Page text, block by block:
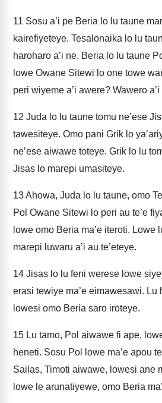
11 Sosu a’i pe Beria lo lu taune
kairefiyeteye. Tesalonaika lo lu
haroharo a’i ne. Beria lo lu taune
lowe Owane Sitewi lo one towe
peri wiyeme a’i awere? Wawero
12 Juda lo lu taune tomu ne’ese
tawesiteye. Omo pani Grik lo
ne’ese aiwawe toteye. Grik lo lu
Jisas lo marepi umasiteye.
13Ahowa, Juda lo lu taune, omo
Pol Owane Sitewi lo peri au te’e
lowe omo Beria ma’e iteroti. Lowe
marepi luwaru a’i au te’eteye.
14 Jisas lo lu feni werese lowe
erasi tewiye ma’e eimawesawi. Lu
lowesi omo Beria saro iroteye.
15 Lu tamo, Pol aiwawe fi ape,
heneti. Sosu Pol lowe ma’e apou
Sailas, Timoti aiwawe, lowesi ane
lowe le arunatiyewe, omo Beria